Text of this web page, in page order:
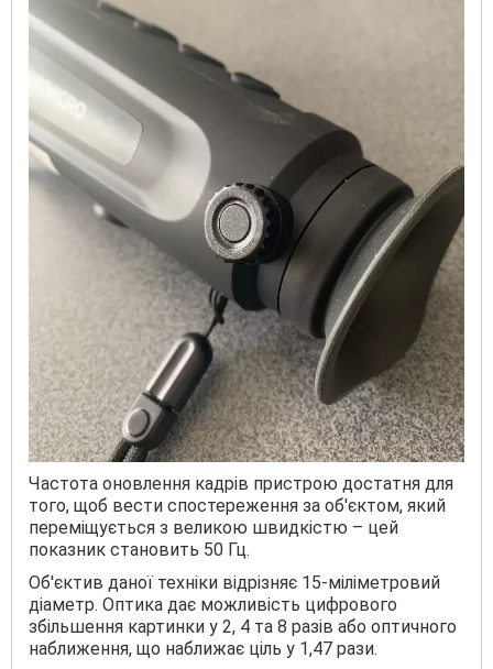
Частота оновлення кадрів пристрою достатня для
того, щоб вести спостереження за об'єктом, який
переміщується з великою швидкістю – цей
показник становить 50 Гц.
Об'єктив даної техніки відрізняє 15-міліметровий
діаметр. Оптика дає можливість цифрового
збільшення картинки у 2, 4 та 8 разів або оптичного
наближення, що наближає ціль у 1,47 рази.